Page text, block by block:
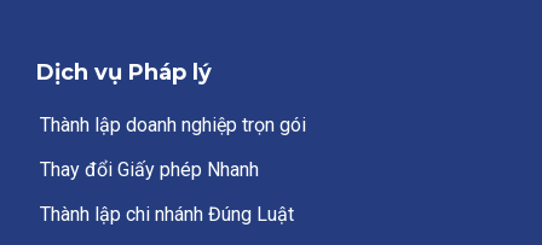
Dịch vụ Pháp lý
Thành lập doanh nghiệp trọn gói
Thay đổi Giấy phép Nhanh
Thành lập chi nhánh Đúng Luật